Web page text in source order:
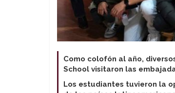
Como colofón al año,
School visitaron las
Los estudiantes tuvieron la